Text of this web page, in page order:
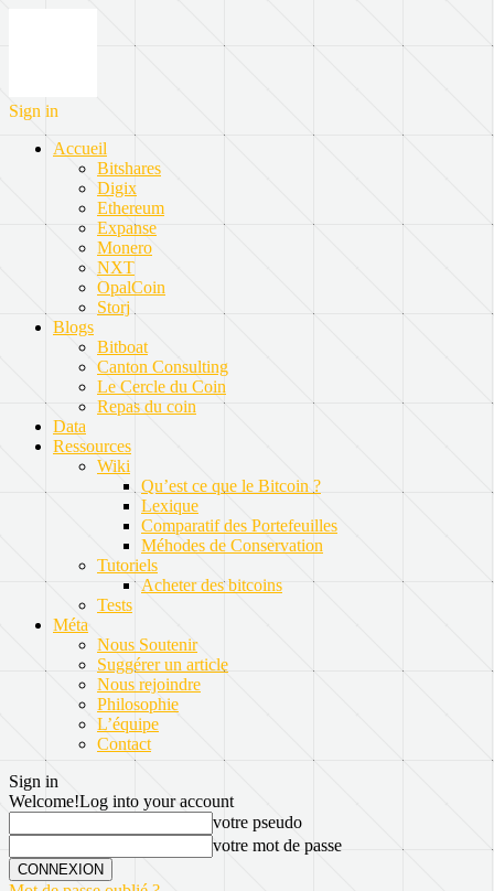
Sign in
Accueil
Bitshares
Digix
Ethereum
Expanse
Monero
NXT
OpalCoin
Storj
Blogs
Bitboat
Canton Consulting
Le Cercle du Coin
Repas du coin
Data
Ressources
Wiki
Qu’est ce que le Bitcoin ?
Lexique
Comparatif des Portefeuilles
Méhodes de Conservation
Tutoriels
Acheter des bitcoins
Tests
Méta
Nous Soutenir
Suggérer un article
Nous rejoindre
Philosophie
L’équipe
Contact
Sign in
Welcome!Log into your account
votre pseudo
votre mot de passe